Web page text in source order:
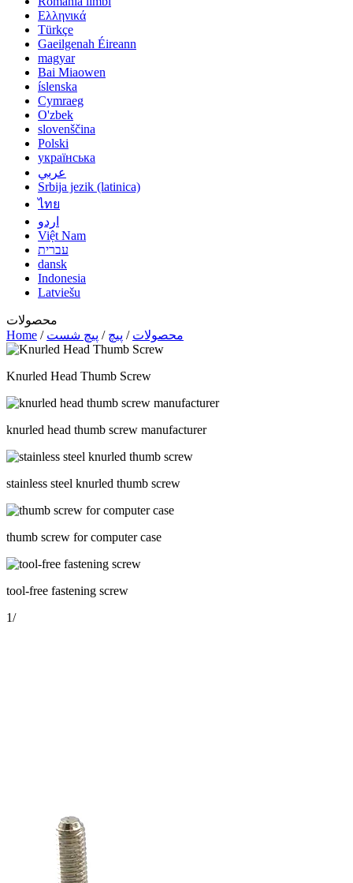
Ελληνικά
Türkçe
Gaeilgenah Éireann
magyar
Bai Miaowen
íslenska
Cymraeg
O'zbek
slovenščina
Polski
українська
عربي
Srbija jezik (latinica)
ไทย
اردو
Việt Nam
עברית
dansk
Indonesia
Latviešu
محصولات
Home / محصولات / پیچ / پیچ شست
Knurled Head Thumb Screw
knurled head thumb screw manufacturer
stainless steel knurled thumb screw
thumb screw for computer case
tool-free fastening screw
1/